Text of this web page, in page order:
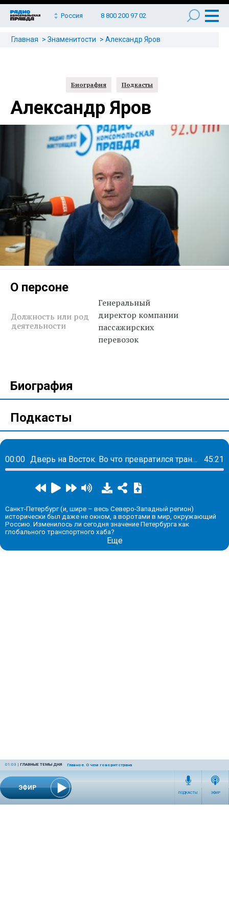
Россия 8 800 200 97 02
ЭФИР
01:03 | ГЛАВНЫЕ ТЕМЫ ДНЯ Главное. О чем говорит страна
ПОДКАСТЫ ЭФИР
Главная Знаменитости Александр Яров
Биография Подкасты
Александр Яров
О персоне
Должность или род
деятельности
Генеральный
директор компании
пассажирских
перевозок
Биография
Подкасты
00:00 Дверь на Восток. Во что превратился транспортный хаб Петербурга 45:21
Санкт-Петербург (и, шире – весь Северо-Западный регион)
исторически был даже не окном, а воротами в мир, окружающий
Россию. Изменилось ли сегодня значение Петербурга как
глобального транспортного хаба?
Еще